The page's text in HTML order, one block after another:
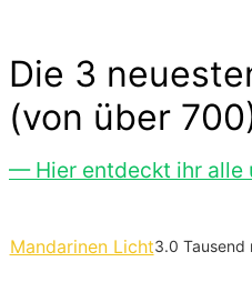
Die 3
(von über
— Hier entdeckt ihr alle
Mandarinen Licht3.0 Tausend